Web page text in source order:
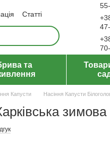
Статті
оферти
та
Капусти Насіння Капусти